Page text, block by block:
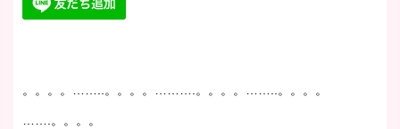
。。。。……..。。。。……….。。。。……..。。。。
…….。。。。